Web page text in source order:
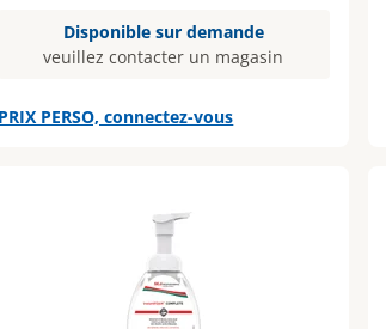
Disponible sur demande
veuillez contacter un magasin
PRIX PERSO, connectez-vous